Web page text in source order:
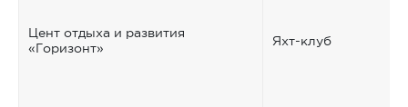
Цент отдыха и развития
«Горизонт»
Яхт-клуб